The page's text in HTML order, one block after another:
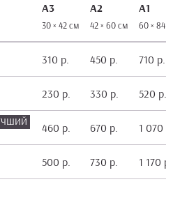
А3
30 × 42 см
А2
42 × 60 см
А1
60 × 84
310 р. 450 р. 710 р.
230 р. 330 р. 520 р.
460 р. 670 р. 1 070
500 р. 730 р. 1 170 р.